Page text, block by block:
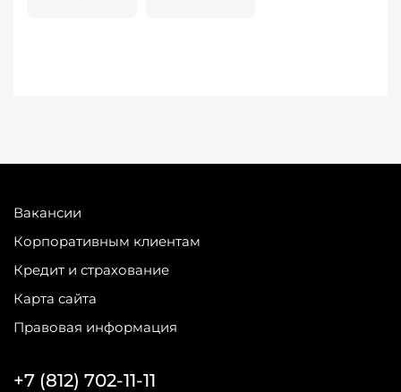
Вакансии
Корпоративным клиентам
Кредит и страхование
Карта сайта
Правовая информация
+7 (812) 702-11-11